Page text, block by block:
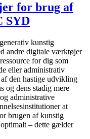
for brug af
SYD
kunstig
andre digitale værktøjer
for dig som
eller administrativ
den hastige udvikling
og dens stadig mere
administrative
at
brugen af kunstig
– dette gælder